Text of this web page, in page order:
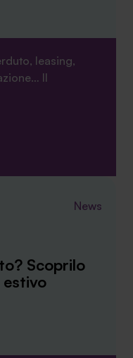
leasing,
Il
News
Scoprilo